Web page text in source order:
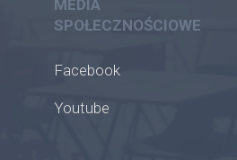
MEDIA
SPOŁECZNOŚCIOWE
Facebook
Youtube